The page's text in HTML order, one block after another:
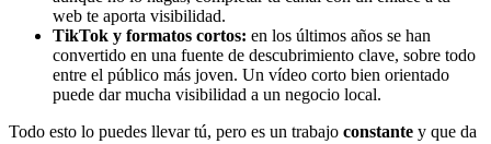
web te aporta visibilidad.
TikTok y formatos cortos: en los últimos años se han
convertido en una fuente de descubrimiento clave, sobre todo
entre el público más joven. Un vídeo corto bien orientado
puede dar mucha visibilidad a un negocio local.
Todo esto lo puedes llevar tú, pero es un trabajo constante y que da